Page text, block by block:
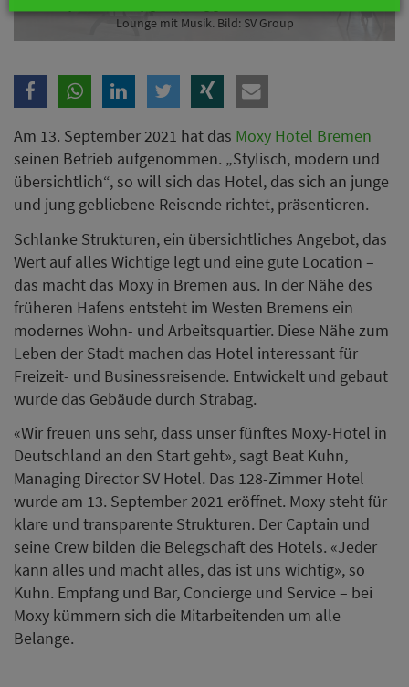
Lounge mit Musik. Bild: SV Group
Am 13. September 2021 hat das Moxy Hotel Bremen
seinen Betrieb aufgenommen. „Stylisch, modern und
übersichtlich“, so will sich das Hotel, das sich an junge
und jung gebliebene Reisende richtet, präsentieren.
Schlanke Strukturen, ein übersichtliches Angebot, das
Wert auf alles Wichtige legt und eine gute Location –
das macht das Moxy in Bremen aus. In der Nähe des
früheren Hafens entsteht im Westen Bremens ein
modernes Wohn- und Arbeitsquartier. Diese Nähe zum
Leben der Stadt machen das Hotel interessant für
Freizeit- und Businessreisende. Entwickelt und gebaut
wurde das Gebäude durch Strabag.
«Wir freuen uns sehr, dass unser fünftes Moxy-Hotel in
Deutschland an den Start geht», sagt Beat Kuhn,
Managing Director SV Hotel. Das 128-Zimmer Hotel
wurde am 13. September 2021 eröffnet. Moxy steht für
klare und transparente Strukturen. Der Captain und
seine Crew bilden die Belegschaft des Hotels. «Jeder
kann alles und macht alles, das ist uns wichtig», so
Kuhn. Empfang und Bar, Concierge und Service – bei
Moxy kümmern sich die Mitarbeitenden um alle
Belange.
Danke, heute nicht